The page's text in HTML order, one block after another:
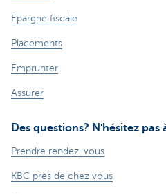
Epargne fiscale
Placements
Emprunter
Assurer
Des questions? N'hésitez
Prendre rendez-vous
KBC près de chez vous